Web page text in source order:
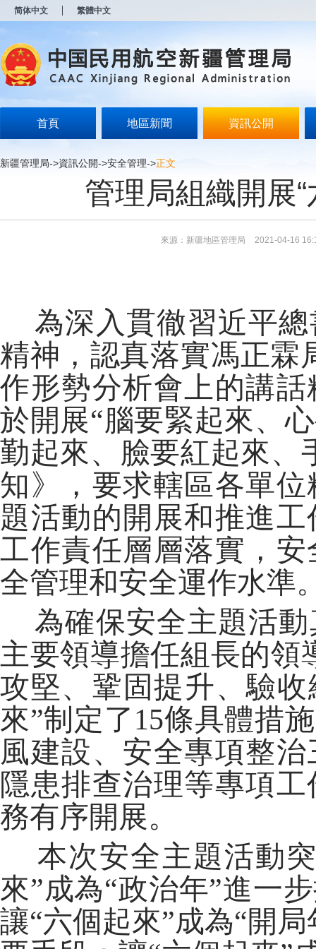
简体中文 繁體中文
首頁 地區新聞 資訊公開
新疆管理局->資訊公開->安全管理->正文
管理局組織開展
來源：新疆地區管理局 2021-04-16
為深入貫徹習近平總
精神，認真落實馮正霖
作形勢分析會上的講
於開展“腦要緊起來、
勤起來、臉要紅起來、
知》，要求轄區各單
題活動的開展和推進
工作責任層層落實，
全管理和安全運作水準
為確保安全主題活動
主要領導擔任組長的領
攻堅、鞏固提升、驗
來”制定了15條具體措
風建設、安全專項整
隱患排查治理等專項
務有序開展。
本次安全主題活動
來”成為“政治年”進一
讓“六個起來”成為“開
开
无
障
说
按
Alt
键